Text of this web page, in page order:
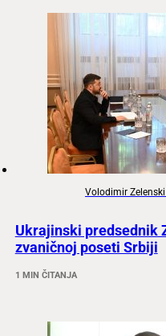
Volodimir
Ukrajinski predsednik
zvaničnoj poseti Srbiji
1 MIN ČITANJA